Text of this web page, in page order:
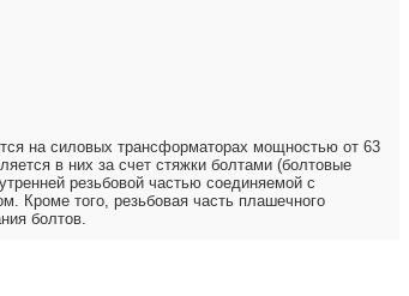
на силовых трансформаторах мощностью от 63
в них за счет стяжки болтами (болтовые
резьбовой частью соединяемой с
Кроме того, резьбовая часть плашечного
болтов.